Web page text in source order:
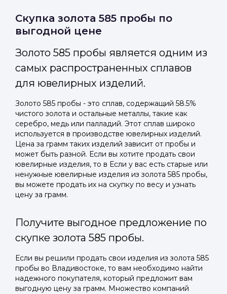
Скупка золота 585 пробы по
выгодной цене
Золото 585 пробы является одним из
самых распространенных сплавов
для ювелирных изделий.
Золото 585 пробы - это сплав, содержащий 58.5%
чистого золота и остальные металлы, такие как
серебро, медь или палладий. Этот сплав широко
используется в производстве ювелирных изделий.
Цена за грамм таких изделий зависит от пробы и
может быть разной. Если вы хотите продать свои
ювелирные изделия, то в Если у вас есть старые или
ненужные ювелирные изделия из золота 585 пробы,
вы можете продать их на скупку по весу и узнать
цену за грамм.
Получите выгодное предложение по
скупке золота 585 пробы.
Если вы решили продать свои изделия из золота 585
пробы во Владивостоке, то вам необходимо найти
надежного покупателя, который предложит вам
выгодную цену за грамм. Множество компаний